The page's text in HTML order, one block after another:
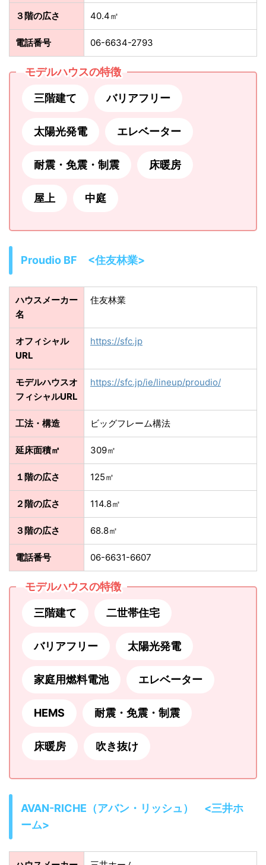
３階の広さ 40.4㎡
電話番号 06-6634-2793
モデルハウスの特徴
三階建て バリアフリー
太陽光発電 エレベーター
耐震・免震・制震 床暖房
屋上 中庭
Proudio BF <住友林業>
ハウスメーカー
名
住友林業
オフィシャル
URL
https://sfc.jp
モデルハウスオ
フィシャルURL
https://sfc.jp/ie/lineup/proudio/
工法・構造 ビッグフレーム構法
延床面積㎡ 309㎡
１階の広さ 125㎡
２階の広さ 114.8㎡
３階の広さ 68.8㎡
電話番号 06-6631-6607
モデルハウスの特徴
三階建て 二世帯住宅
バリアフリー 太陽光発電
家庭用燃料電池 エレベーター
HEMS 耐震・免震・制震
床暖房 吹き抜け
AVAN-RICHE（アバン・リッシュ） <三井ホ
ーム>